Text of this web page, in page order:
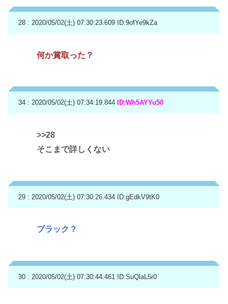
28 : 2020/05/02(土) 07:30:23.609 ID:9ofYe9kZa
何か賞取った？
34 : 2020/05/02(土) 07:34:19.844 ID:Wh5AYYu50
>>28
そこまで詳しくない
29 : 2020/05/02(土) 07:30:26.434 ID:gEdkV9tK0
ブラック？
30 : 2020/05/02(土) 07:30:44.461 ID:SuQlaL5r0